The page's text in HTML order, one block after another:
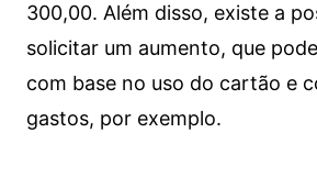
300,00. Além disso, existe a
solicitar um aumento, que
com base no uso do cartão e
gastos, por exemplo.